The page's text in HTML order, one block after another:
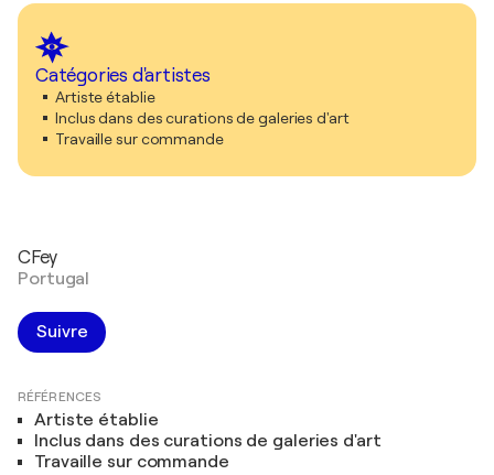
Catégories d'artistes
Artiste établie
Inclus dans des curations de galeries d'art
Travaille sur commande
CFey
Portugal
Suivre
RÉFÉRENCES
Artiste établie
Inclus dans des curations de galeries d'art
Travaille sur commande